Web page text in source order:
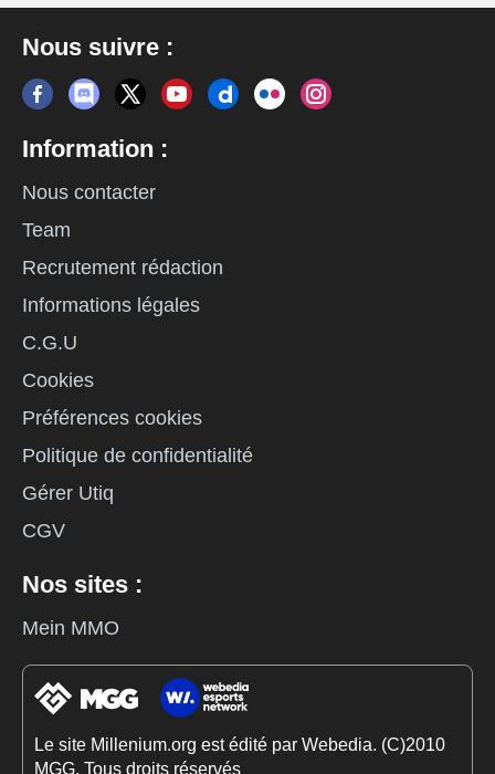
Nous suivre :
Information :
Nous contacter
Team
Recrutement rédaction
Informations légales
C.G.U
Cookies
Préférences cookies
Politique de confidentialité
Gérer Utiq
CGV
Nos sites :
Mein MMO
Le site Millenium.org est édité par Webedia. (C)2010
MGG. Tous droits réservés